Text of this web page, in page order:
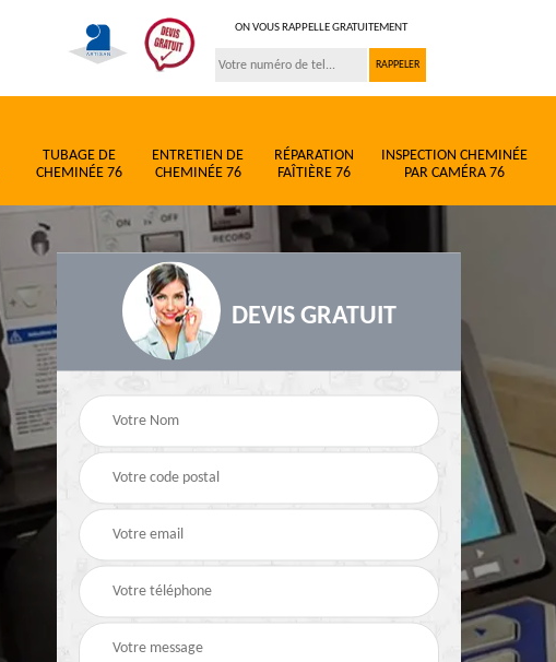
ON VOUS RAPPELLE GRATUITEMENT
TUBAGE DE
CHEMINÉE 76
ENTRETIEN DE
CHEMINÉE 76
RÉPARATION
FAÎTIÈRE 76
INSPECTION CHEMINÉE
PAR CAMÉRA 76
DEVIS GRATUIT